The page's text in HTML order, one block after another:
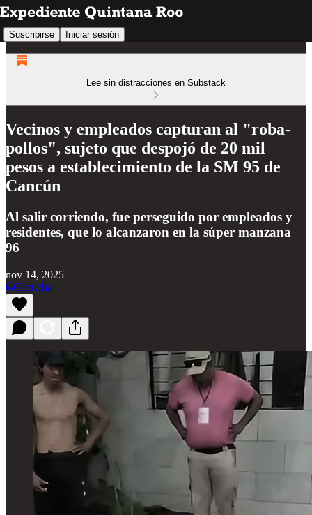
Suscribirse Iniciar sesión
Lee sin distracciones en Substack
Vecinos y empleados capturan al "roba-
pollos", sujeto que despojó de 20 mil
pesos a establecimiento de la SM 95 de
Cancún
Al salir corriendo, fue perseguido por empleados y
residentes, que lo alcanzaron en la súper manzana
96
nov 14, 2025
Escucha